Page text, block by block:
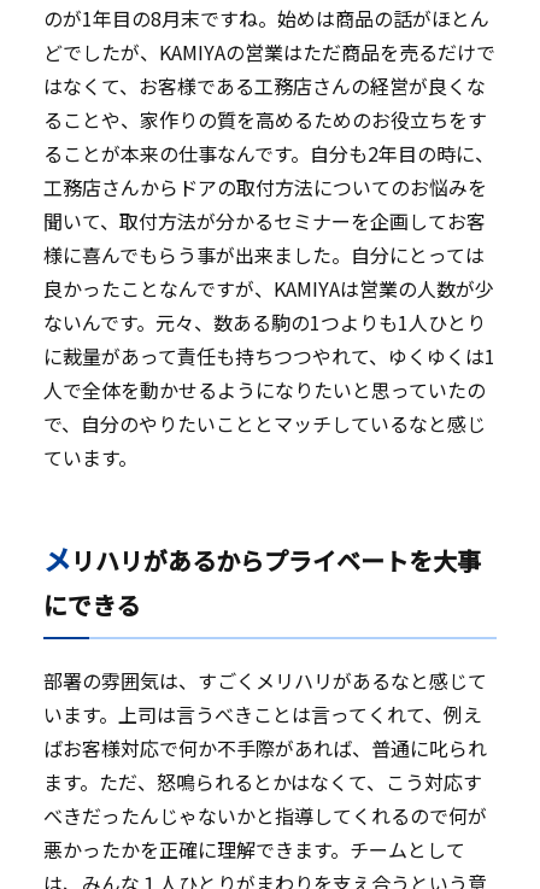
のが1年目の8月末ですね。始めは商品の話がほとん
どでしたが、KAMIYAの営業はただ商品を売るだけで
はなくて、お客様である工務店さんの経営が良くな
ることや、家作りの質を高めるためのお役立ちをす
ることが本来の仕事なんです。自分も2年目の時に、
工務店さんからドアの取付方法についてのお悩みを
聞いて、取付方法が分かるセミナーを企画してお客
様に喜んでもらう事が出来ました。自分にとっては
良かったことなんですが、KAMIYAは営業の人数が少
ないんです。元々、数ある駒の1つよりも1人ひとり
に裁量があって責任も持ちつつやれて、ゆくゆくは1
人で全体を動かせるようになりたいと思っていたの
で、自分のやりたいこととマッチしているなと感じ
ています。
メリハリがあるからプライベートを大事
にできる
部署の雰囲気は、すごくメリハリがあるなと感じて
います。上司は言うべきことは言ってくれて、例え
ばお客様対応で何か不手際があれば、普通に叱られ
ます。ただ、怒鳴られるとかはなくて、こう対応す
べきだったんじゃないかと指導してくれるので何が
悪かったかを正確に理解できます。チームとして
は、みんな１人ひとりがまわりを支え合うという意